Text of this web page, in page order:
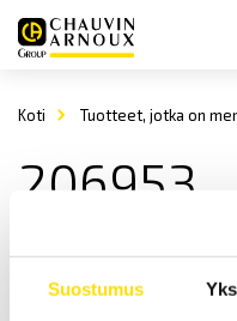
Suostumus
Koti Tuotteet, jotka on
206953